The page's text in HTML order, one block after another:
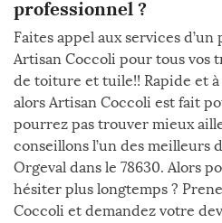
professionnel ?
Faites appel aux services
Artisan Coccoli pour tous vos
de toiture et tuile!! Rapide et
alors Artisan Coccoli est fait
pourrez pas trouver mieux
conseillons l’un des meilleurs
Orgeval dans le 78630. Alors
hésiter plus longtemps ?
Coccoli et demandez votre